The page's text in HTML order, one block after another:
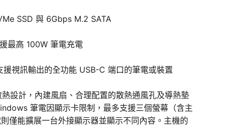
SSD 與 6Gbps M.2 SATA
最高 100W 筆電充電
視訊輸出的全功能 USB-C 端口的筆電或裝置
設計，內建風扇、合理配置的散熱通風孔及導熱墊
筆電因顯示卡限制，最多支援三個螢幕（含主
僅能擴展一台外接顯示器並顯示不同內容。主機的